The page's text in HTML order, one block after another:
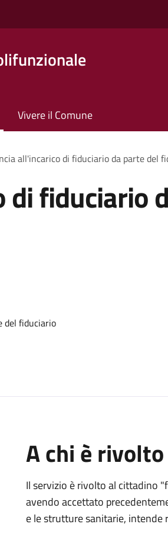
Vivere il Comune
all'incarico di fiduciario da parte del
di fiduciario
del fiduciario
A chi è rivolto
Il servizio è rivolto al cittadino
avendo accettato
e le strutture sanitarie, intende